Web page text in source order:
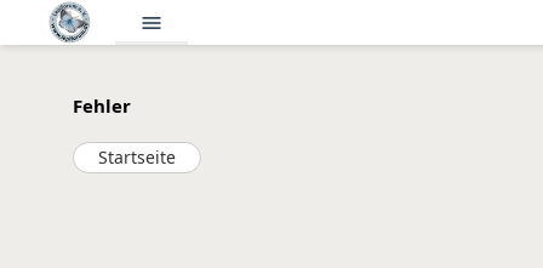
menu
Fehler
Startseite